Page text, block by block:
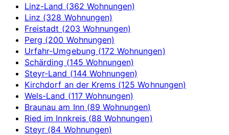
Linz-Land (362 Wohnungen)
Linz (328 Wohnungen)
Freistadt (203 Wohnungen)
Perg (200 Wohnungen)
Urfahr-Umgebung (172 Wohnungen)
Schärding (145 Wohnungen)
Steyr-Land (144 Wohnungen)
Kirchdorf an der Krems (125 Wohnungen)
Wels-Land (117 Wohnungen)
Braunau am Inn (89 Wohnungen)
Ried im Innkreis (88 Wohnungen)
Steyr (84 Wohnungen)